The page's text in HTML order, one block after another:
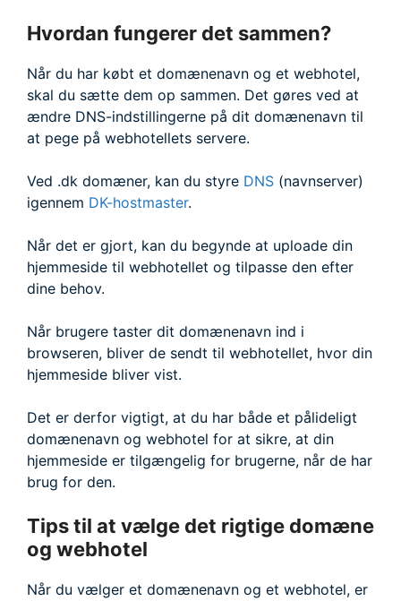
Hvordan fungerer det sammen?
Når du har købt et domænenavn og et webhotel,
skal du sætte dem op sammen. Det gøres ved at
ændre DNS-indstillingerne på dit domænenavn til
at pege på webhotellets servere.
Ved .dk domæner, kan du styre DNS (navnserver)
igennem DK-hostmaster.
Når det er gjort, kan du begynde at uploade din
hjemmeside til webhotellet og tilpasse den efter
dine behov.
Når brugere taster dit domænenavn ind i
browseren, bliver de sendt til webhotellet, hvor din
hjemmeside bliver vist.
Det er derfor vigtigt, at du har både et pålideligt
domænenavn og webhotel for at sikre, at din
hjemmeside er tilgængelig for brugerne, når de har
brug for den.
Tips til at vælge det rigtige domæne
og webhotel
Når du vælger et domænenavn og et webhotel, er